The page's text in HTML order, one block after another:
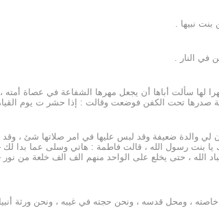
نبيها .
في النار .
لها سألت أباها أن يجعل مهرها الشفاعة في عصاة
صدرها تحت الكفن فوضعت وقالت : إذا حشر ت يوم
والدة ضعيفة وقد لبس عليها في امر صلاتها شئ ،
بنت رسول الله ، قالت فاطمة : هاتي وسلى عما بدا
الله ، حتى يخلع على الواحد منهم الف الف خلعة من
، ومحل قدسه ، ونحن حجته في غيبه ، ونحن ورثة